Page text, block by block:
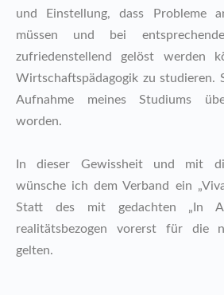
und Einstellung, dass Probleme
müssen und bei
zufriedenstellend gelöst werden
Wirtschaftspädagogik zu studieren.
Aufnahme meines Studiums
worden.
In dieser Gewissheit und mit
wünsche ich dem Verband ein
Statt des mit gedachten „In
realitätsbezogen vorerst für die
gelten.